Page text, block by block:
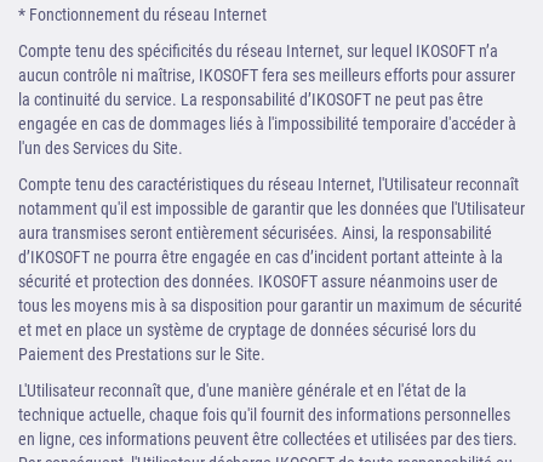
* Fonctionnement du réseau Internet
Compte tenu des spécificités du réseau Internet, sur lequel IKOSOFT n’a
aucun contrôle ni maîtrise, IKOSOFT fera ses meilleurs efforts pour assurer
la continuité du service. La responsabilité d’IKOSOFT ne peut pas être
engagée en cas de dommages liés à l'impossibilité temporaire d'accéder à
l'un des Services du Site.
Compte tenu des caractéristiques du réseau Internet, l'Utilisateur reconnaît
notamment qu'il est impossible de garantir que les données que l'Utilisateur
aura transmises seront entièrement sécurisées. Ainsi, la responsabilité
d’IKOSOFT ne pourra être engagée en cas d’incident portant atteinte à la
sécurité et protection des données. IKOSOFT assure néanmoins user de
tous les moyens mis à sa disposition pour garantir un maximum de sécurité
et met en place un système de cryptage de données sécurisé lors du
Paiement des Prestations sur le Site.
L'Utilisateur reconnaît que, d'une manière générale et en l'état de la
technique actuelle, chaque fois qu'il fournit des informations personnelles
en ligne, ces informations peuvent être collectées et utilisées par des tiers.